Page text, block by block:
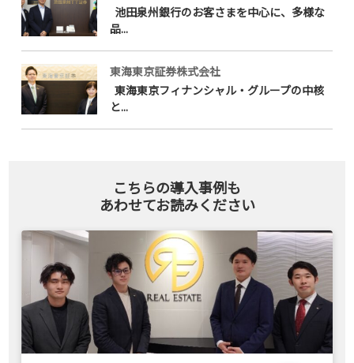
池田泉州銀行のお客さまを中心に、多様な
品...
東海東京証券株式会社
東海東京フィナンシャル・グループの中核
と...
こちらの導入事例も
あわせてお読みください